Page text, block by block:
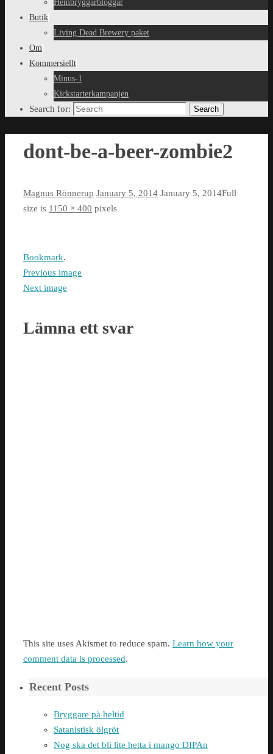
Hembryggarbloggar
Butik
Living Dead Brewery paket
Om
Kommersiellt
Minus-1
Kickstarterkampanjen
Search for: Search
dont-be-a-beer-zombie2
Magnus Rönnerup January 5, 2014 January 5, 2014Full
size is 1150 × 400 pixels
Bookmark.
Previous image
Next image
Lämna ett svar
This site uses Akismet to reduce spam. Learn how your
comment data is processed.
Recent Posts
Bryggare på heltid
Satanistisk ölgröt
Nog ska det bli lite hetta i mango DIPAn